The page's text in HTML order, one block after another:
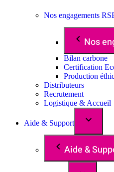
Nos engagements
Nos
Bilan carbone
Certification
Production
Distributeurs
Recrutement
Logistique & Accueil
Aide & Support
Aide &